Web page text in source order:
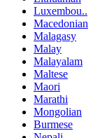
Luxembou..
Macedonian
Malagasy
Malay
Malayalam
Maltese
Maori
Marathi
Mongolian
Burmese